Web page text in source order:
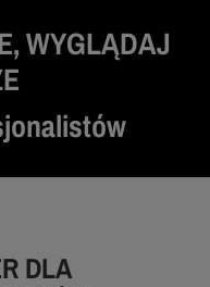
WYGLĄDAJ
DLA